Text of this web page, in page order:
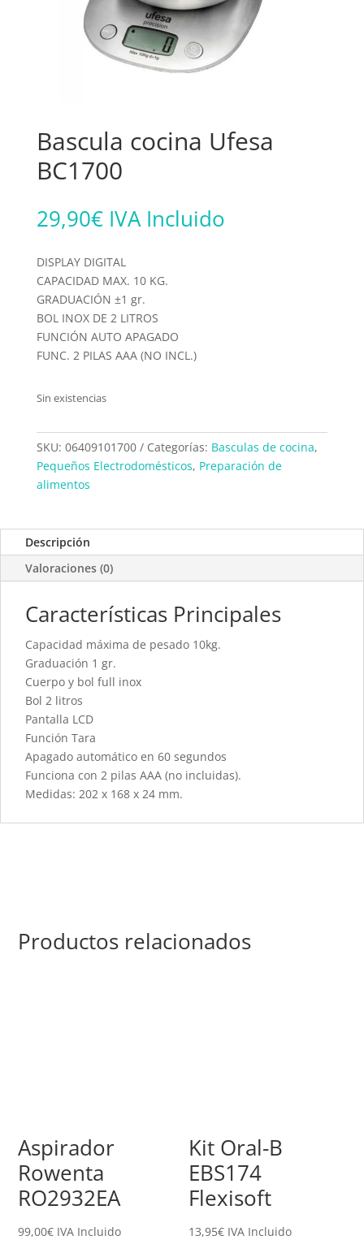
Bascula cocina Ufesa
BC1700
29,90€ IVA Incluido
DISPLAY DIGITAL
CAPACIDAD MAX. 10 KG.
GRADUACIÓN ±1 gr.
BOL INOX DE 2 LITROS
FUNCIÓN AUTO APAGADO
FUNC. 2 PILAS AAA (NO INCL.)
Sin existencias
SKU: 06409101700 Categorías: Basculas de cocina,
Pequeños Electrodomésticos, Preparación de
alimentos
Descripción
Valoraciones (0)
Características Principales
Capacidad máxima de pesado 10kg.
Graduación 1 gr.
Cuerpo y bol full inox
Bol 2 litros
Pantalla LCD
Función Tara
Apagado automático en 60 segundos
Funciona con 2 pilas AAA (no incluidas).
Medidas: 202 x 168 x 24 mm.
Productos relacionados
Aspirador
Rowenta
RO2932EA
99,00€ IVA Incluido
Kit Oral-B
EBS174
Flexisoft
13,95€ IVA Incluido